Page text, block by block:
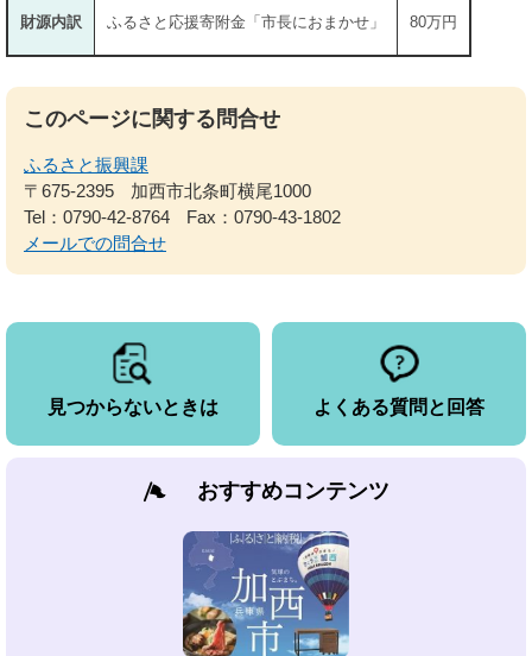
財源内訳 ふるさと応援寄附金「市長におまかせ」 80万円
このページに関する問合せ
ふるさと振興課
〒675-2395
加西市北条町横尾1000
Tel：0790-42-8764
Fax：0790-43-1802
メールでの問合せ
見つからないときは よくある質問と回答
おすすめコンテンツ